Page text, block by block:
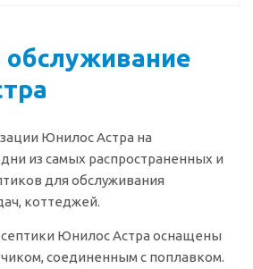
обслуживание
Юнилос Астра на
из самых распространенных и
для обслуживания
коттеджей.
септики Юнилос Астра оснащены
соединенным с поплавком.